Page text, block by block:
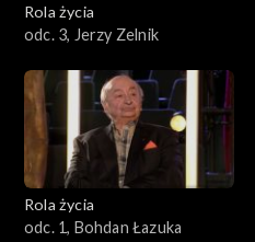
Rola życia
odc. 3, Jerzy Zelnik
Rola życia
odc. 1, Bohdan Łazuka